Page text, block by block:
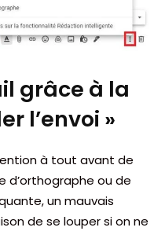
grâce à la
l’envoi »
à tout avant de
d’orthographe ou de
un mauvais
de se louper si on ne